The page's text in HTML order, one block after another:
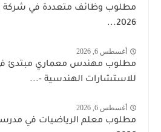
مطلوب وظائف متعددة في شركة
2026...
أغسطس 6, 2026
مطلوب مهندس معماري مبتدئ
للاستشارات الهندسية -...
أغسطس 6, 2026
مطلوب معلم الرياضيات في